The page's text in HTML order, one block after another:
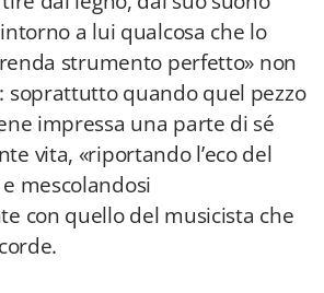
a lui qualcosa che lo
strumento perfetto» non
soprattutto quando quel pezzo
impressa una parte di sé
vita, «riportando l’eco del
mescolandosi
con quello del musicista che